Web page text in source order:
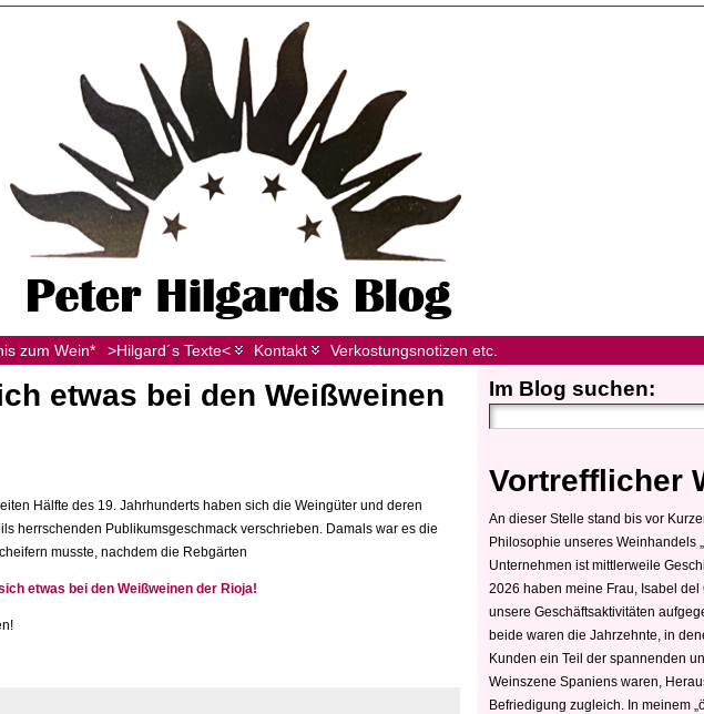
zum Wein* >Hilgard´s Texte< Kontakt Verkostungsnotizen etc.
etwas bei den Weißweinen
Hälfte des 19. Jahrhunderts haben sich die Weingüter und deren
herrschenden Publikumsgeschmack verschrieben. Damals war es die
musste, nachdem die Rebgärten
etwas bei den Weißweinen der Rioja!
Im Blog suchen:
Vortrefflicher
An dieser Stelle stand bis vor
Philosophie unseres Weinhandels
Unternehmen ist mittlerweile
2026 haben meine Frau, Isabel del
unsere Geschäftsaktivitäten
beide waren die Jahrzehnte, in
Kunden ein Teil der spannenden
Weinszene Spaniens waren,
Befriedigung zugleich. In meinem